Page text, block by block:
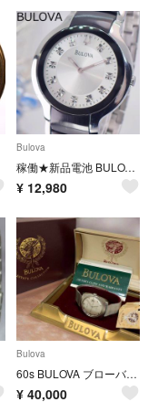
Bulova
稼働★新品電池 BULOVA 11Pダイヤモンド メンズ ウォッチ 純正ベルト
¥ 12,980
Bulova
60s BULOVA ブローバ 23石 アンティーク 自動巻き メッシュベルト
¥ 40,000